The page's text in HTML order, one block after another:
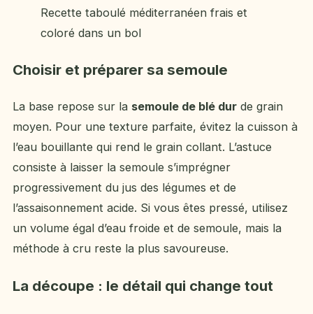
Recette taboulé méditerranéen frais et
coloré dans un bol
Choisir et préparer sa semoule
La base repose sur la semoule de blé dur de grain
moyen. Pour une texture parfaite, évitez la cuisson à
l’eau bouillante qui rend le grain collant. L’astuce
consiste à laisser la semoule s’imprégner
progressivement du jus des légumes et de
l’assaisonnement acide. Si vous êtes pressé, utilisez
un volume égal d’eau froide et de semoule, mais la
méthode à cru reste la plus savoureuse.
La découpe : le détail qui change tout